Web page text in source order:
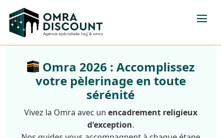
Omra 2026 : Accomplissez
votre pèlerinage en toute
sérénité
Vivez la Omra avec un encadrement religieux
d'exception.